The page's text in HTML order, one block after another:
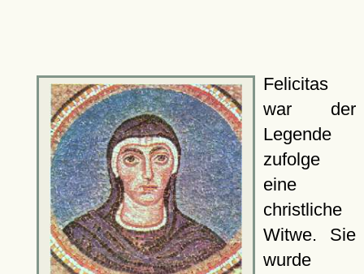
Felicitas
war der
Legende
zufolge
eine
christliche
Witwe. Sie
wurde